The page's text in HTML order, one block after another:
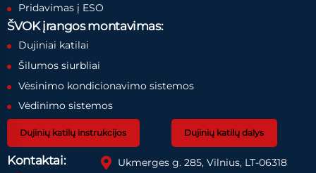
Pridavimas į ESO
ŠVOK įrangos montavimas:
Dujiniai katilai
Šilumos siurbliai
Vėsinimo kondicionavimo sistemos
Vėdinimo sistemos
Dujinių katilų instrukcijos Dujinių katilų dalys
Kontaktai:
Ukmerges g. 285, Vilnius, LT-06318